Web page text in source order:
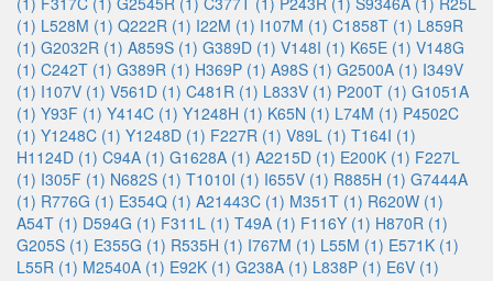
(1) L528M (1) Q222R (1) I22M (1) I107M (1) C1858T (1) L859R
(1) G2032R (1) A859S (1) G389D (1) V148I (1) K65E (1) V148G
(1) C242T (1) G389R (1) H369P (1) A98S (1) G2500A (1) I349V
(1) I107V (1) V561D (1) C481R (1) L833V (1) P200T (1) G1051A
(1) Y93F (1) Y414C (1) Y1248H (1) K65N (1) L74M (1) P4502C
(1) Y1248C (1) Y1248D (1) F227R (1) V89L (1) T164I (1)
H1124D (1) C94A (1) G1628A (1) A2215D (1) E200K (1) F227L
(1) I305F (1) N682S (1) T1010I (1) I655V (1) R885H (1) G7444A
(1) R776G (1) E354Q (1) A21443C (1) M351T (1) R620W (1)
A54T (1) D594G (1) F311L (1) T49A (1) F116Y (1) H870R (1)
G205S (1) E355G (1) R535H (1) I767M (1) L55M (1) E571K (1)
L55R (1) M2540A (1) E92K (1) G238A (1) L838P (1) E6V (1)